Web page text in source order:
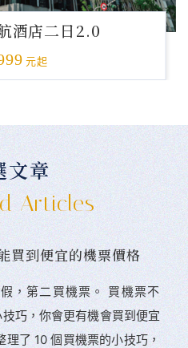
酒店二日2.0
元起
文章
Articles
買到便宜的機票價格
，第二買機票。 󠀠買機票不
巧，你會更有機會買到便宜
了 10 個買機票的小技巧，